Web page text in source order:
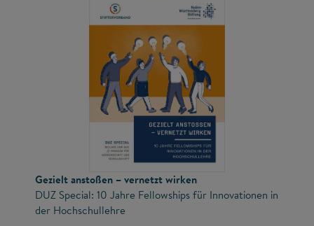
Gezielt anstoßen – vernetzt wirken
DUZ Special: 10 Jahre Fellowships für Innovationen in
der Hochschullehre